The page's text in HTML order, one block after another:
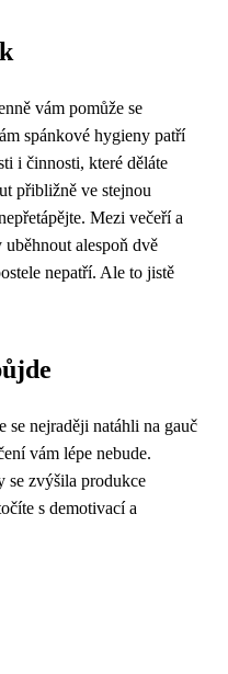
vám pomůže se
spánkové hygieny patří
i činnosti, které děláte
přibližně ve stejnou
Mezi večeří a
alespoň dvě
nepatří. Ale to jistě
se nejraději natáhli na gauč
vám lépe nebude.
se zvýšila produkce
s demotivací a